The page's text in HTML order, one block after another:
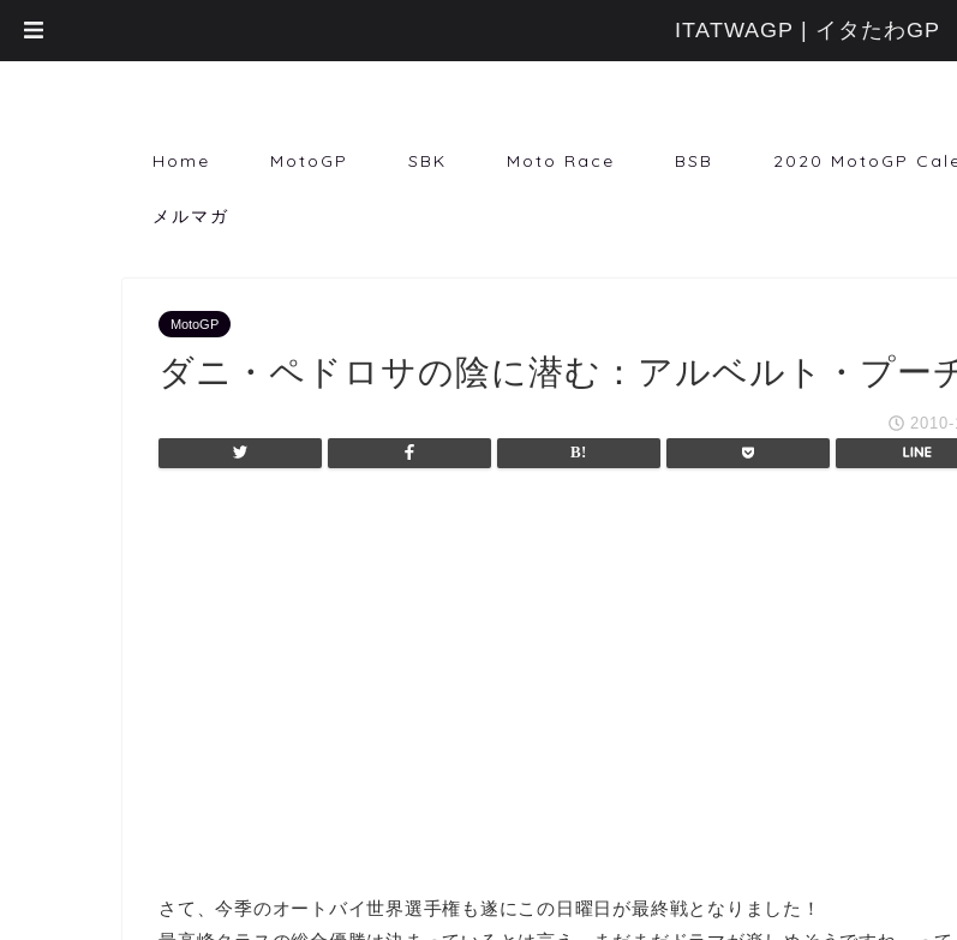
Home MotoGP SBK Moto Race BSB 2020 MotoGP
メルマガ
MotoGP
ダニ・ペドロサの陰に潜む：アルベルト・プー
さて、今季のオートバイ世界選手権も遂にこの日曜日が最終戦となりました！
ITATWAGP | イタたわGP